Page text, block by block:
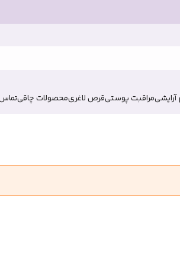
آرایشیمراقبت پوستیقرص لاغریمحصولات چاقیتماس